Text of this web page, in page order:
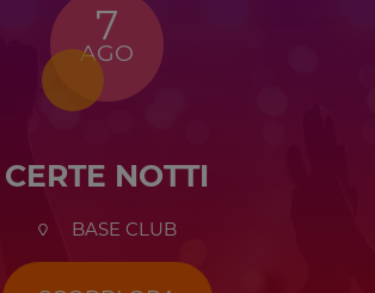
7
AGO
CERTE NOTTI
BASE CLUB